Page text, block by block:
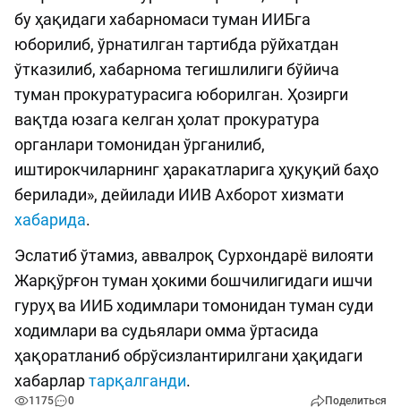
бу ҳақидаги хабарномаси туман ИИБга
юборилиб, ўрнатилган тартибда рўйхатдан
ўтказилиб, хабарнома тегишлилиги бўйича
туман прокуратурасига юборилган. Ҳозирги
вақтда юзага келган ҳолат прокуратура
органлари томонидан ўрганилиб,
иштирокчиларнинг ҳаракатларига ҳуқуқий баҳо
берилади», дейилади ИИВ Ахборот хизмати
хабарида.
Эслатиб ўтамиз, аввалроқ Сурхондарё вилояти
Жарқўрғон туман ҳокими бошчилигидаги ишчи
гуруҳ ва ИИБ ходимлари томонидан туман суди
ходимлари ва судьялари омма ўртасида
ҳақоратланиб обрўсизлантирилгани ҳақидаги
хабарлартарқалганди.
1175 0 Поделиться